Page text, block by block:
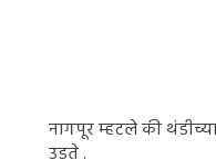
नागपूर म्हटले की